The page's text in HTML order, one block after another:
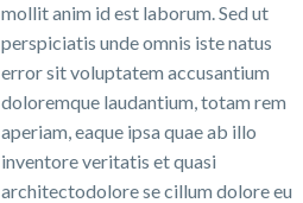
mollit anim id est laborum. Sed ut
perspiciatis unde omnis iste natus
error sit voluptatem accusantium
doloremque laudantium, totam rem
aperiam, eaque ipsa quae ab illo
inventore veritatis et quasi
architectodolore se cillum dolore eu